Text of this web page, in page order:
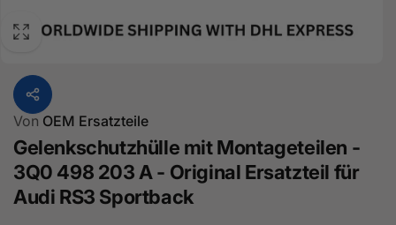
Von OEM Ersatzteile
Gelenkschutzhülle mit Montageteilen -
3Q0 498 203 A - Original Ersatzteil für
Audi RS3 Sportback